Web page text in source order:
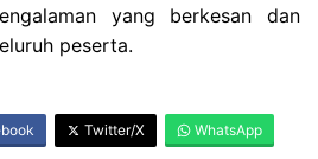
yang berkesan dan
peserta.
Twitter/X WhatsApp